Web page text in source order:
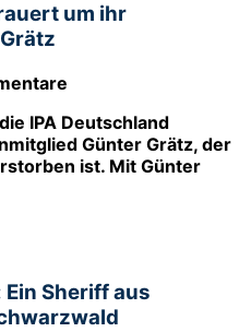
um ihr
IPA Deutschland
Günter Grätz, der
ist. Mit Günter
Sheriff aus